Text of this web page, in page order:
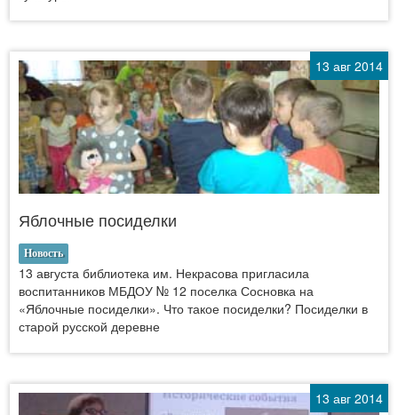
13 авг 2014
Яблочные посиделки
Новость
13 августа библиотека им. Некрасова пригласила
воспитанников МБДОУ № 12 поселка Сосновка на
«Яблочные посиделки». Что такое посиделки? Посиделки в
старой русской деревне
13 авг 2014